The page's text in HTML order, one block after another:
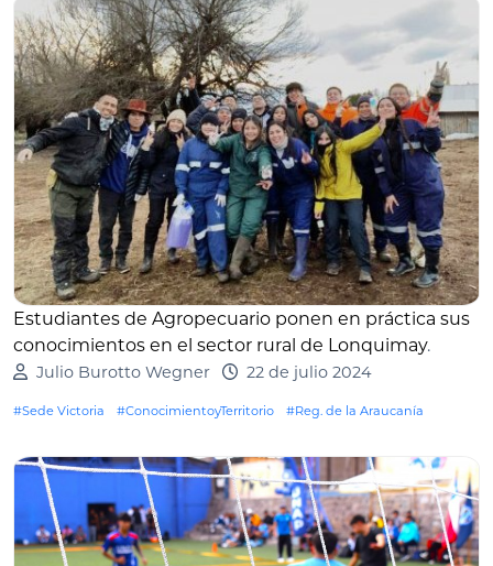
Estudiantes de Agropecuario ponen en práctica sus
conocimientos en el sector rural de Lonquimay.
Julio Burotto Wegner 22 de julio 2024
#Sede Victoria #ConocimientoyTerritorio #Reg. de la Araucanía